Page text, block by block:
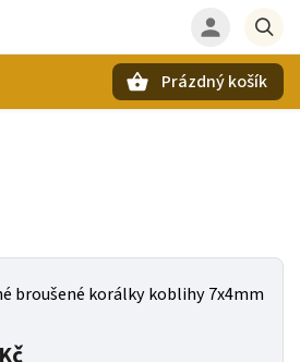
Prázdný košík
broušené korálky koblihy 7x4mm